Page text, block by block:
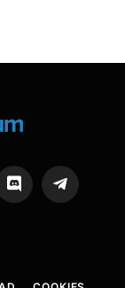
Discord Telegram